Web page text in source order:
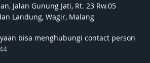
Jalan Gunung Jati, Rt. 23 Rw.05
Landung, Wagir, Malang
bisa menghubungi contact person